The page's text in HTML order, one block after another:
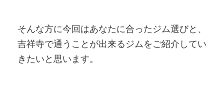
そんな方に今回はあなたに合ったジム選びと、
吉祥寺で通うことが出来るジムをご紹介してい
きたいと思います。